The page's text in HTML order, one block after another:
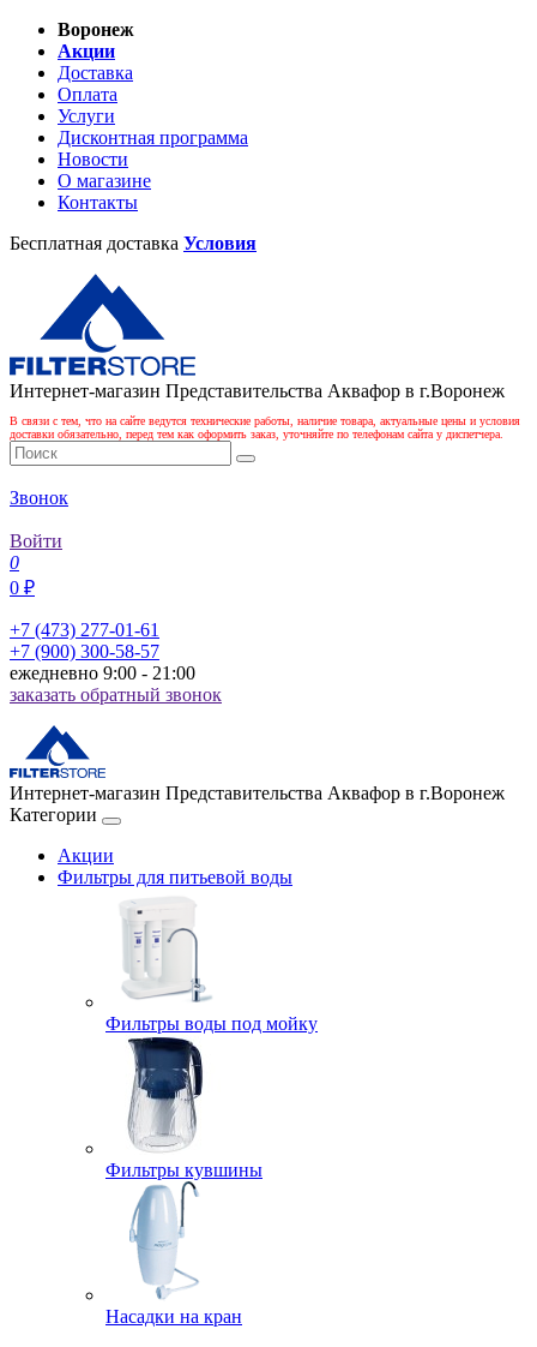
Воронеж
Акции
Доставка
Оплата
Услуги
Дисконтная программа
Новости
О магазине
Контакты
Бесплатная доставка Условия
Интернет-магазин Представительства Аквафор в г.Воронеж
В связи с тем, что на сайте ведутся технические работы, наличие товара, актуальные цены и условия
доставки обязательно, перед тем как оформить заказ, уточняйте по телефонам сайта у диспетчера.
Звонок
Войти
0
0 ₽
+7 (473) 277-01-61
+7 (900) 300-58-57
ежедневно 9:00 - 21:00
заказать обратный звонок
Интернет-магазин Представительства Аквафор в г.Воронеж
Категории
Акции
Фильтры для питьевой воды
Фильтры воды под мойку
Фильтры кувшины
Насадки на кран